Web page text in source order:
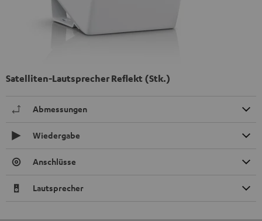
Satelliten-Lautsprecher Reflekt (Stk.)
Abmessungen
Wiedergabe
Anschlüsse
Lautsprecher